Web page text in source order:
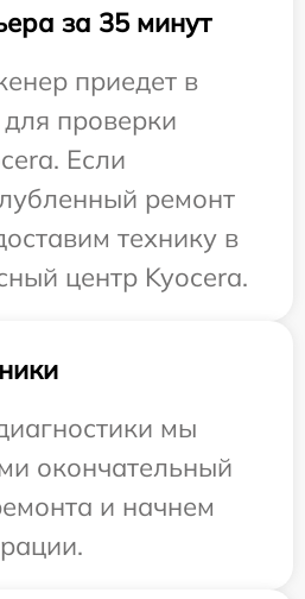
за 35 минут
приедет в
проверки
Если
ремонт
технику в
центр Kyocera.
мы
окончательный
и начнем